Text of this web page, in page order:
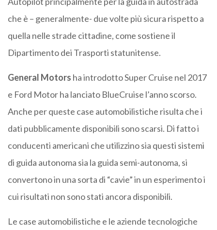
che è – generalmente- due volte più sicura rispetto a
quella nelle strade cittadine, come sostiene il
Dipartimento dei Trasporti statunitense.
General Motors ha introdotto Super Cruise nel 2017
e Ford Motor ha lanciato BlueCruise l’anno scorso.
Anche per queste case automobilistiche risulta che i
dati pubblicamente disponibili sono scarsi. Di fatto i
conducenti americani che utilizzino sia questi sistemi
di guida autonoma sia la guida semi-autonoma, si
convertono in una sorta di “cavie” in un esperimento i
cui risultati non sono stati ancora disponibili.
Le case automobilistiche e le aziende tecnologiche